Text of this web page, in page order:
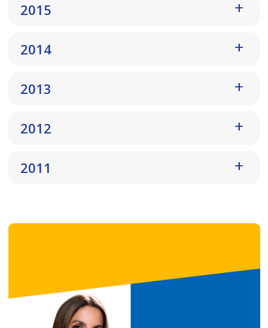
2015
2014
2013
2012
2011